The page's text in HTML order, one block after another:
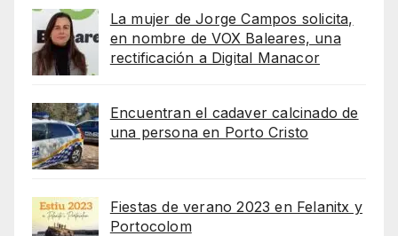
La mujer de Jorge Campos solicita,
en nombre de VOX Baleares, una
rectificación a Digital Manacor
Encuentran el cadaver calcinado de
una persona en Porto Cristo
Fiestas de verano 2023 en Felanitx y
Portocolom